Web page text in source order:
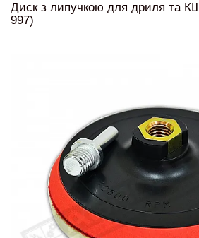
Диск з липучкою для дриля та
997)